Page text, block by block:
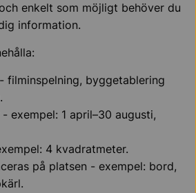
enkelt som möjligt behöver du
information.
filminspelning, byggetablering
exempel: 1 april–30 augusti,
4 kvadratmeter.
på platsen - exempel: bord,